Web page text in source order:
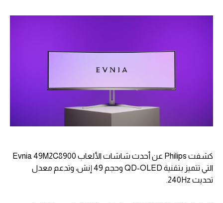
كشفت Philips عن أحدث شاشات الألعاب Evnia 49M2C8900
التي تتميز بتقنية QD-OLED وحجم 49 إنش، وتدعم معدل
تحديث 240Hz.